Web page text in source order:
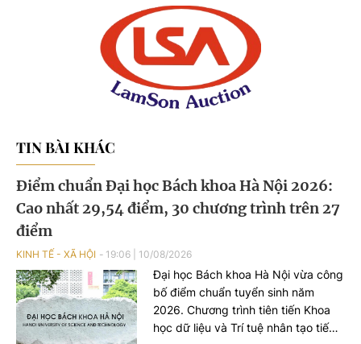
TIN BÀI KHÁC
Điểm chuẩn Đại học Bách khoa Hà Nội 2026:
Cao nhất 29,54 điểm, 30 chương trình trên 27
điểm
KINH TẾ - XÃ HỘI 19:06 10/08/2026
Đại học Bách khoa Hà Nội vừa công
bố điểm chuẩn tuyển sinh năm
2026. Chương trình tiên tiến Khoa
học dữ liệu và Trí tuệ nhân tạo tiếp